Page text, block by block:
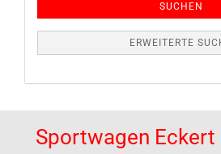
SUCHEN
ERWEITERTE
Sportwagen Eckert